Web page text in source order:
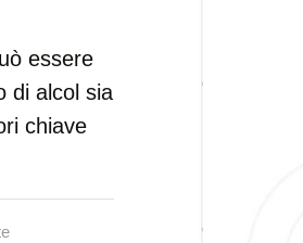
essere
di alcol sia
chiave